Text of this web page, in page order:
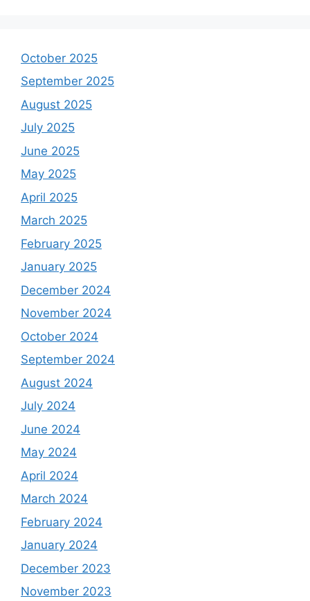
October 2025
September 2025
August 2025
July 2025
June 2025
May 2025
April 2025
March 2025
February 2025
January 2025
December 2024
November 2024
October 2024
September 2024
August 2024
July 2024
June 2024
May 2024
April 2024
March 2024
February 2024
January 2024
December 2023
November 2023